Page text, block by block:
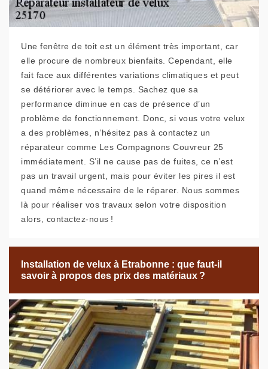
Une fenêtre de toit est un élément très important, car
elle procure de nombreux bienfaits. Cependant, elle
fait face aux différentes variations climatiques et peut
se détériorer avec le temps. Sachez que sa
performance diminue en cas de présence d’un
problème de fonctionnement. Donc, si vous votre velux
a des problèmes, n’hésitez pas à contactez un
réparateur comme Les Compagnons Couvreur 25
immédiatement. S’il ne cause pas de fuites, ce n’est
pas un travail urgent, mais pour éviter les pires il est
quand même nécessaire de le réparer. Nous sommes
là pour réaliser vos travaux selon votre disposition
alors, contactez-nous !
Installation de velux à Etrabonne : que faut-il
savoir à propos des prix des matériaux ?